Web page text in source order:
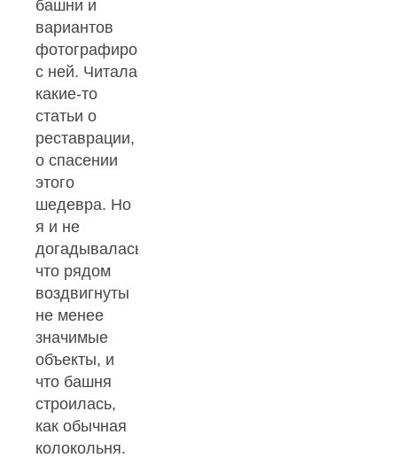
башни и
вариантов
фотографирование
с ней. Читала
какие-то
статьи о
реставрации,
о спасении
этого
шедевра. Но
я и не
догадывалась,
что рядом
воздвигнуты
не менее
значимые
объекты, и
что башня
строилась,
как обычная
колокольня.